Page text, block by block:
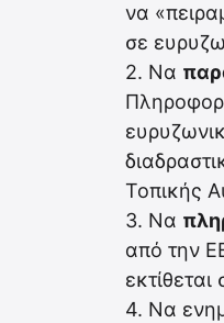
να
σε
2. Να
Τοπικής
3. Να
από την
εκτίθεται
4. Να